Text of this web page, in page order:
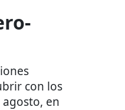
con los
en